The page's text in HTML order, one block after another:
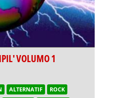
VOLUMO 1
ALTERNATIF
ROCK